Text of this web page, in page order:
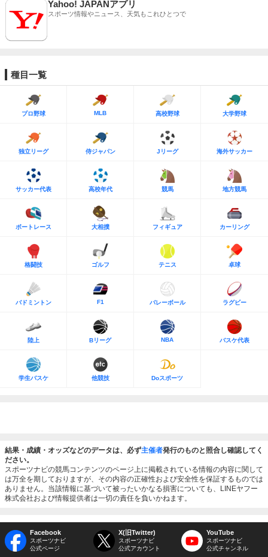
Yahoo! JAPANアプリ
スポーツ情報やニュース、天気もこれひとつで
種目一覧
プロ野球 MLB 高校野球 大学野球
独立リーグ 侍ジャパン Jリーグ 海外サッカー
サッカー代表 高校年代 競馬 地方競馬
ボートレース 大相撲 フィギュア カーリング
格闘技 ゴルフ テニス 卓球
バドミントン F1 バレーボール ラグビー
陸上 Bリーグ NBA バスケ代表
学生バスケ 他競技 Doスポーツ
結果・成績・オッズなどのデータは、必ず主催者発行のものと照合し確認してく
ださい。
スポーツナビの競馬コンテンツのページ上に掲載されている情報の内容に関して
は万全を期しておりますが、その内容の正確性および安全性を保証するものでは
ありません。当該情報に基づいて被ったいかなる損害についても、LINEヤフー
株式会社および情報提供者は一切の責任を負いかねます。
Facebook
スポーツナビ
公式ページ
X(旧Twitter)
スポーツナビ
公式アカウント
YouTube
スポーツナビ
公式チャンネル